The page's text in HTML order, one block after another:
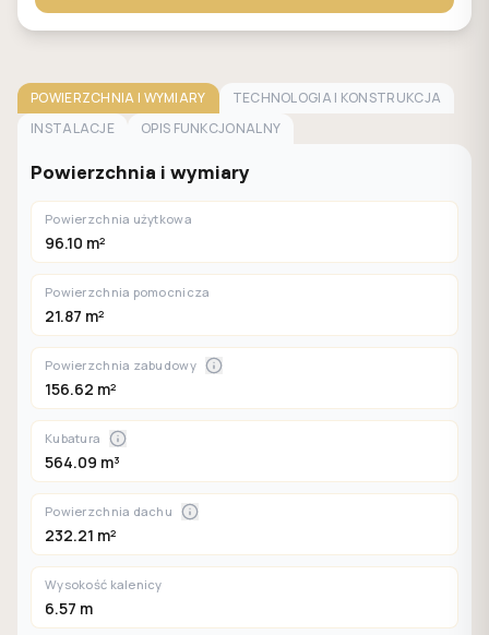
POWIERZCHNIA I WYMIARY
TECHNOLOGIA I KONSTRUKCJA
INSTALACJE
OPIS FUNKCJONALNY
Powierzchnia i wymiary
Powierzchnia użytkowa
96.10 m²
Powierzchnia pomocnicza
21.87 m²
Powierzchnia zabudowy
156.62 m²
Kubatura
564.09 m³
Powierzchnia dachu
232.21 m²
Wysokość kalenicy
6.57 m